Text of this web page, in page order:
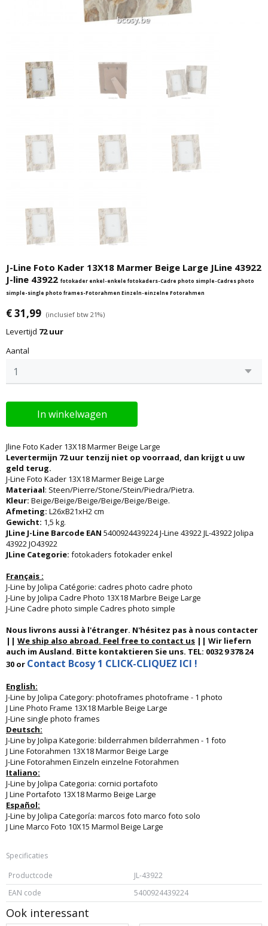
J-Line Foto Kader 13X18 Marmer Beige Large JLine 43922
J-line 43922 fotokader enkel-enkele fotokaders-Cadre photo simple-Cadres photo
simple-single photo frames-Fotorahmen Einzeln-einzelne Fotorahmen
€ 31,99 (inclusief btw 21%)
Levertijd 72 uur
Aantal
In winkelwagen
Jline Foto Kader 13X18 Marmer Beige Large
Levertermijn 72 uur tenzij niet op voorraad, dan krijgt u uw
geld terug.
J-Line Foto Kader 13X18 Marmer Beige Large
Materiaal: Steen/Pierre/Stone/Stein/Piedra/Pietra.
Kleur: Beige/Beige/Beige/Beige/Beige/Beige.
Afmeting: L26xB21xH2 cm
Gewicht: 1,5 kg.
JLine J-Line Barcode EAN 5400924439224 J-Line 43922 JL-43922 Jolipa
43922 JO43922
JLine Categorie: fotokaders fotokader enkel
Français :
J-Line by Jolipa Catégorie: cadres photo cadre photo
J-Line by Jolipa Cadre Photo 13X18 Marbre Beige Large
J-Line Cadre photo simple Cadres photo simple
Nous livrons aussi à l'étranger. N'hésitez pas à nous contacter
|| We ship also abroad. Feel free to contact us || Wir liefern
auch im Ausland. Bitte kontaktieren Sie uns. TEL: 0032 9 378 24
30 or Contact Bcosy 1 CLICK-CLIQUEZ ICI !
English:
J-Line by Jolipa Category: photoframes photoframe - 1 photo
J Line Photo Frame 13X18 Marble Beige Large
J-Line single photo frames
Deutsch:
J-Line by Jolipa Kategorie: bilderrahmen bilderrahmen - 1 foto
J Line Fotorahmen 13X18 Marmor Beige Large
J-Line Fotorahmen Einzeln einzelne Fotorahmen
Italiano:
J-Line by Jolipa Categoria: cornici portafoto
J Line Portafoto 13X18 Marmo Beige Large
Español:
J-Line by Jolipa Categoría: marcos foto marco foto solo
J Line Marco Foto 10X15 Marmol Beige Large
Specificaties
Productcode
JL-43922
EAN code
5400924439224
Ook interessant